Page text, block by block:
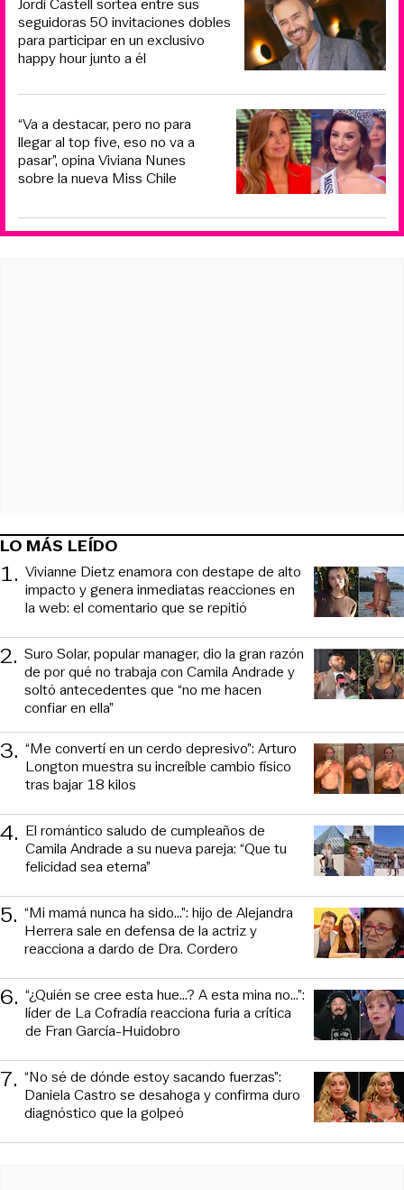
seguidoras 50 invitaciones dobles
para participar en un exclusivo
happy hour junto a él
“Va a destacar, pero no para
llegar al top five, eso no va a
pasar”, opina Viviana Nunes
sobre la nueva Miss Chile
LO MÁS LEÍDO
1. Vivianne Dietz enamora con destape de alto
impacto y genera inmediatas reacciones en
la web: el comentario que se repitió
2. Suro Solar, popular manager, dio la gran razón
de por qué no trabaja con Camila Andrade y
soltó antecedentes que “no me hacen
confiar en ella”
3. “Me convertí en un cerdo depresivo”: Arturo
Longton muestra su increíble cambio físico
tras bajar 18 kilos
4. El romántico saludo de cumpleaños de
Camila Andrade a su nueva pareja: “Que tu
felicidad sea eterna”
5. “Mi mamá nunca ha sido...”: hijo de Alejandra
Herrera sale en defensa de la actriz y
reacciona a dardo de Dra. Cordero
6. “¿Quién se cree esta hue...? A esta mina no...”:
líder de La Cofradía reacciona furia a crítica
de Fran García-Huidobro
7. “No sé de dónde estoy sacando fuerzas”:
Daniela Castro se desahoga y confirma duro
diagnóstico que la golpeó